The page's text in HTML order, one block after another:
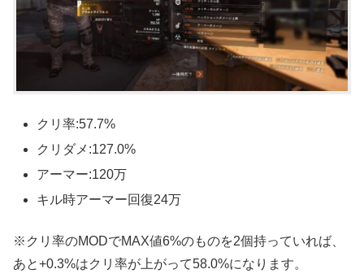
クリ率:57.7%
クリダメ:127.0%
アーマー:120万
キル時アーマー回復24万
※クリ率のMODでMAX値6%のものを2個持っていれば、
あと+0.3%はクリ率が上がって58.0%になります。